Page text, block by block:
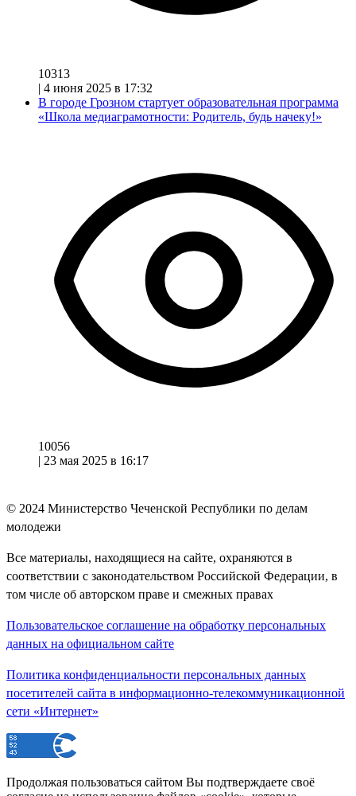
10313
| 4 июня 2025 в 17:32
В городе Грозном стартует образовательная программа
«Школа медиаграмотности: Родитель, будь начеку!»
10056
| 23 мая 2025 в 16:17
© 2024 Министерство Чеченской Республики по делам
молодежи
Все материалы, находящиеся на сайте, охраняются в
соответствии с законодательством Российской Федерации, в
том числе об авторском праве и смежных правах
Пользовательское соглашение на обработку персональных
данных на официальном сайте
Политика конфиденциальности персональных данных
посетителей сайта в информационно-телекоммуникационной
сети «Интернет»
Продолжая пользоваться сайтом Вы подтверждаете своё